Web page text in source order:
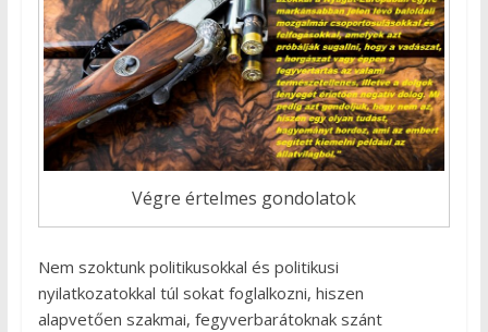
Végre értelmes gondolatok
Nem szoktunk politikusokkal és politikusi
nyilatkozatokkal túl sokat foglalkozni, hiszen
alapvetően szakmai, fegyverbarátoknak szánt